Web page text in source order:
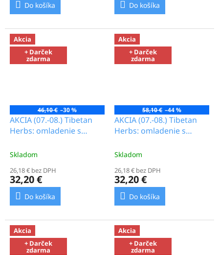
Do košíka Do košíka
Akcia
+ Darček
zdarma
46,10 € –30 %
AKCIA (07.-08.) Tibetan
Herbs: omladenie s
Skladom
26,18 € bez DPH
32,20 €
Do košíka
Akcia
+ Darček
zdarma
58,10 € –44 %
AKCIA (07.-08.) Tibetan
Herbs: omladenie s
Skladom
26,18 € bez DPH
32,20 €
Do košíka
Akcia
+ Darček
zdarma
Akcia
+ Darček
zdarma